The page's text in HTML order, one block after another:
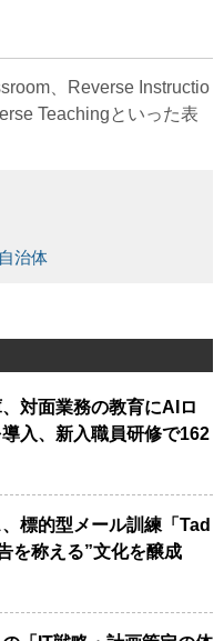
、Reverse Instructio
Teachingといった表
自治体
対面業務の教育にAIロ
入、新入職員研修で162
標的型メール訓練「Tad
を称える”文化を醸成